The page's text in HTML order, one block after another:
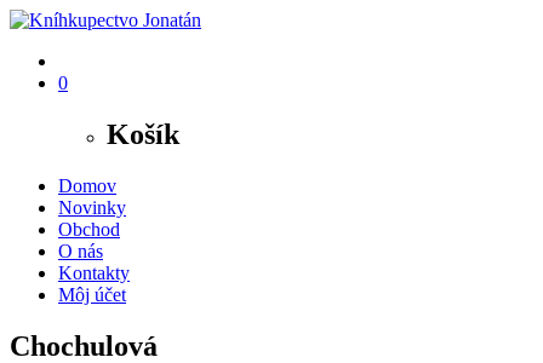
0
Košík
Domov
Novinky
Obchod
O nás
Kontakty
Môj účet
Chochulová